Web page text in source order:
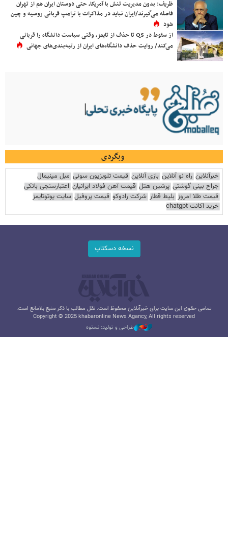
ظریف: بدون مدیریت تنش با آمریکا، حتی دوستان ایران هم از تهران
فاصله می‌گیرند/ایران نباید در مذاکرات با ترامپ قربانی روسیه و چین
شود
از سقوط در QS تا حذف از تایمز، وقتی سیاست دانشگاه را قربانی
می‌کند/ روایت حذف دانشگاه‌های ایران از رتبه‌بندی‌های جهانی
وبگردی
خبرآنلاین راه نو آنلاین بازی آنلاین قیمت تلویزیون سونی مبل مینیمال
جراح بینی گوشتی پرشین هتل قیمت آهن فولاد ایرانیان اعتبارسنجی بانکی
قیمت طلا امروز بلیط قطار شرکت رادوکو قیمت پروفیل سایت یوتوتایمز
خرید اکانت chatgpt
نسخه دسکتاپ
تمامی حقوق این سایت برای خبرآنلاین محفوظ است. نقل مطالب با ذکر منبع بلامانع است.
Copyright © 2025 khabaronline News Agancy, All rights reserved
طراحی و تولید: نستوه